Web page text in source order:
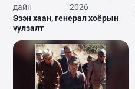
дайн
2026
Эзэн хаан, генерал хоёрын
уулзалт